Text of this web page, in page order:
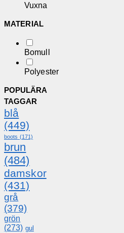
Vuxna
MATERIAL
Bomull
Polyester
POPULÄRA
TAGGAR
blå
(449)
boots (171)
brun
(484)
damskor
(431)
grå
(379)
grön
(273) gul